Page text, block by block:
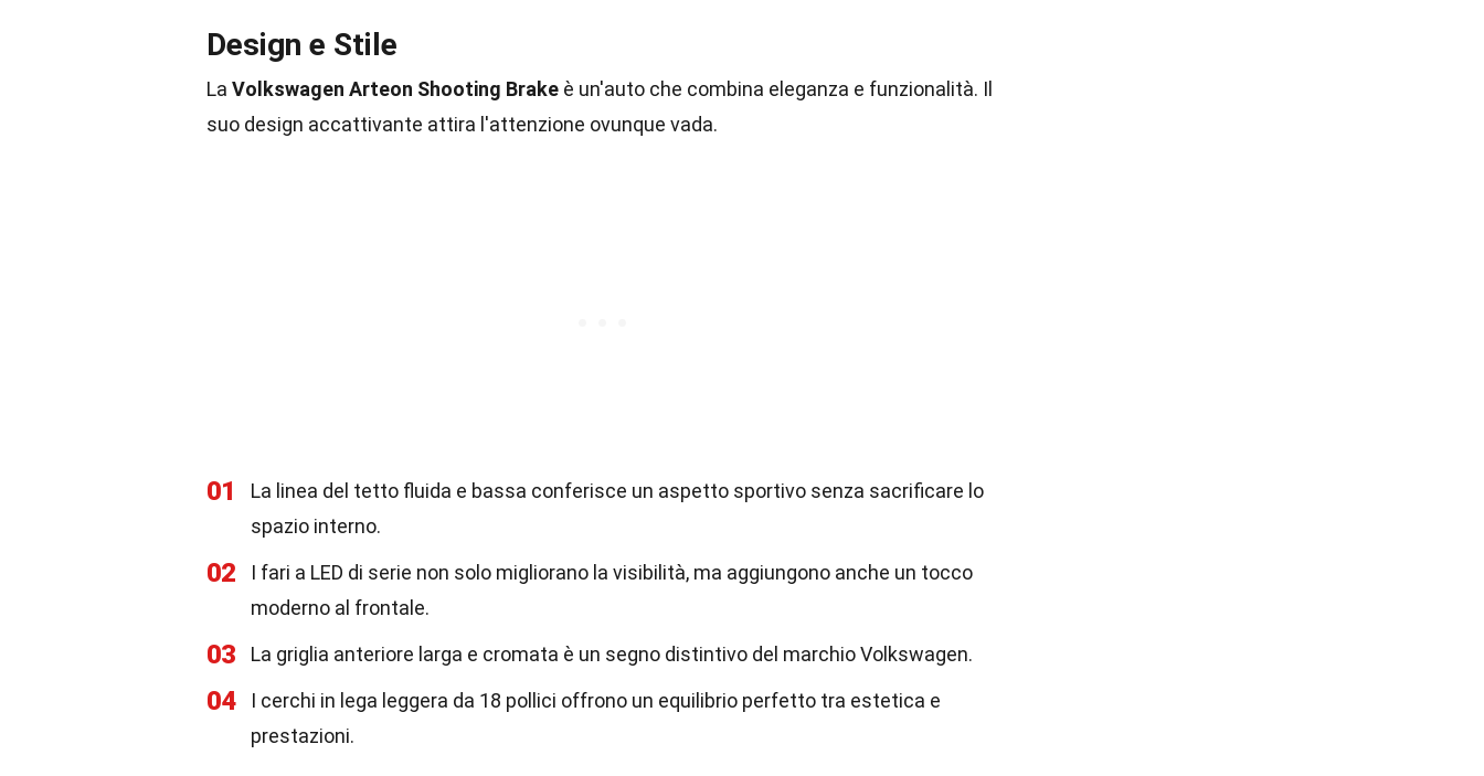
Design e Stile
La Volkswagen Arteon Shooting Brake è un'auto che combina eleganza e funzionalità. Il
suo design accattivante attira l'attenzione ovunque vada.
01
La linea del tetto fluida e bassa conferisce un aspetto sportivo senza sacrificare lo
spazio interno.
02
I fari a LED di serie non solo migliorano la visibilità, ma aggiungono anche un tocco
moderno al frontale.
03 La griglia anteriore larga e cromata è un segno distintivo del marchio Volkswagen.
04
I cerchi in lega leggera da 18 pollici offrono un equilibrio perfetto tra estetica e
prestazioni.